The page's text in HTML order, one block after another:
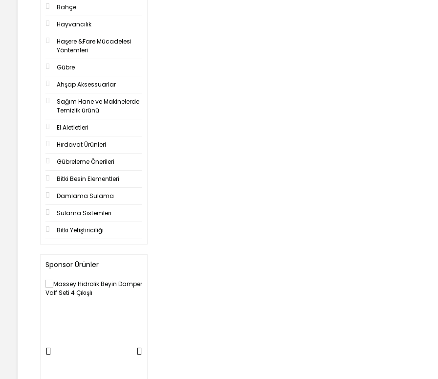
Bahçe
Hayvancılık
Haşere &Fare Mücadelesi
Yöntemleri
Gübre
Ahşap Aksessuarlar
Sağım Hane ve Makinelerde
Temizlik ürünü
El Aletletleri
Hırdavat Ürünleri
Gübreleme Önerileri
Bitki Besin Elementleri
Damlama Sulama
Sulama Sistemleri
Bitki Yetiştiriciliği
Sponsor Ürünler